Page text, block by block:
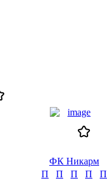
ФК Никарм
П
П П П П